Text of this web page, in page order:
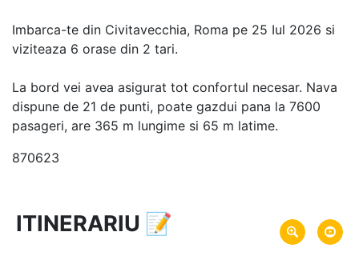
Imbarca-te din Civitavecchia, Roma pe 25 Iul 2026 si
viziteaza 6 orase din 2 tari.
La bord vei avea asigurat tot confortul necesar. Nava
dispune de 21 de punti, poate gazdui pana la 7600
pasageri, are 365 m lungime si 65 m latime.
870623
9 zile vacanta de croaziera in
Marea Mediterana de Vest si Insulele Baleare -
link
ITINERARIU 📝